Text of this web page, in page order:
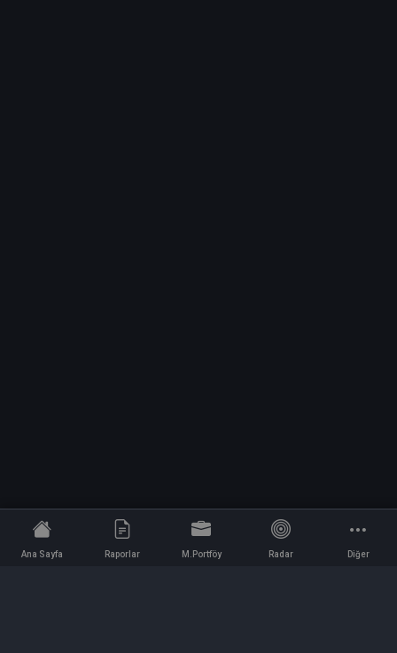
Ana Sayfa Raporlar M.Portföy Radar Diğer